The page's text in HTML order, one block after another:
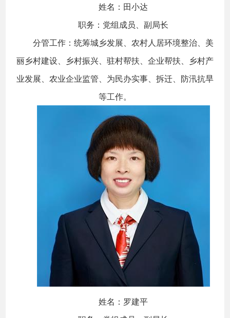
姓名：田小达
职务：党组成员、副局长
分管工作：统筹城乡发展、农村人居环境整治、美
丽乡村建设、乡村振兴、驻村帮扶、企业帮扶、乡村产
业发展、农业企业监管、为民办实事、拆迁、防汛抗旱
等工作。
姓名：罗建平